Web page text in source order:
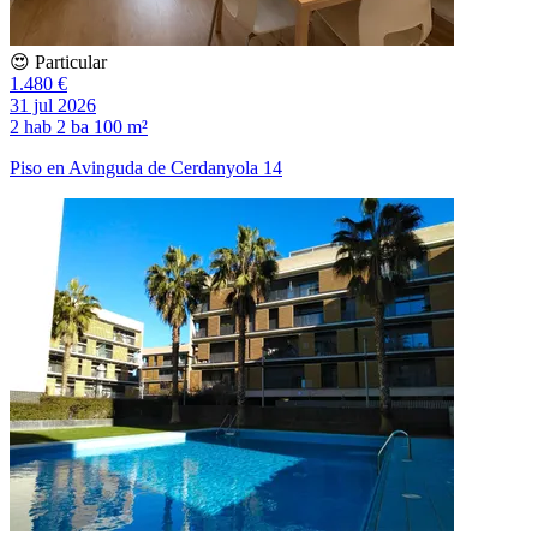
😍 Particular
1.480 €
31 jul 2026
2 hab 2 ba 100 m²
Piso en Avinguda de Cerdanyola 14